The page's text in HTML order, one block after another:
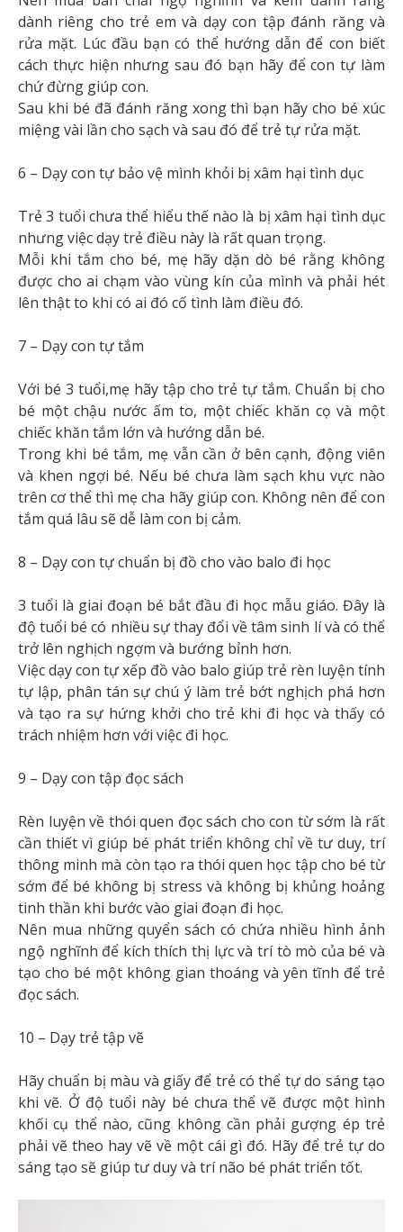
dành riêng cho trẻ em và dạy con tập đánh răng và
rửa mặt. Lúc đầu bạn có thể hướng dẫn để con biết
cách thực hiện nhưng sau đó bạn hãy để con tự làm
chứ đừng giúp con.
Sau khi bé đã đánh răng xong thì bạn hãy cho bé xúc
miệng vài lần cho sạch và sau đó để trẻ tự rửa mặt.
6 – Dạy con tự bảo vệ mình khỏi bị xâm hại tình dục
Trẻ 3 tuổi chưa thể hiểu thế nào là bị xâm hại tình dục
nhưng việc dạy trẻ điều này là rất quan trọng.
Mỗi khi tắm cho bé, mẹ hãy dặn dò bé rằng không
được cho ai chạm vào vùng kín của mình và phải hét
lên thật to khi có ai đó cố tình làm điều đó.
7 – Dạy con tự tắm
Với bé 3 tuổi,mẹ hãy tập cho trẻ tự tắm. Chuẩn bị cho
bé một chậu nước ấm to, một chiếc khăn cọ và một
chiếc khăn tắm lớn và hướng dẫn bé.
Trong khi bé tắm, mẹ vẫn cần ở bên cạnh, động viên
và khen ngợi bé. Nếu bé chưa làm sạch khu vực nào
trên cơ thể thì mẹ cha hãy giúp con. Không nên để con
tắm quá lâu sẽ dễ làm con bị cảm.
8 – Dạy con tự chuẩn bị đồ cho vào balo đi học
3 tuổi là giai đoạn bé bắt đầu đi học mẫu giáo. Đây là
độ tuổi bé có nhiều sự thay đổi về tâm sinh lí và có thể
trở lên nghịch ngợm và bướng bỉnh hơn.
Việc dạy con tự xếp đồ vào balo giúp trẻ rèn luyện tính
tự lập, phân tán sự chú ý làm trẻ bớt nghịch phá hơn
và tạo ra sự hứng khởi cho trẻ khi đi học và thấy có
trách nhiệm hơn với việc đi học.
9 – Dạy con tập đọc sách
Rèn luyện về thói quen đọc sách cho con từ sớm là rất
cần thiết vì giúp bé phát triển không chỉ về tư duy, trí
thông minh mà còn tạo ra thói quen học tập cho bé từ
sớm để bé không bị stress và không bị khủng hoảng
tinh thần khi bước vào giai đoạn đi học.
Nên mua những quyển sách có chứa nhiều hình ảnh
ngộ nghĩnh để kích thích thị lực và trí tò mò của bé và
tạo cho bé một không gian thoáng và yên tĩnh để trẻ
đọc sách.
10 – Dạy trẻ tập vẽ
Hãy chuẩn bị màu và giấy để trẻ có thể tự do sáng tạo
khi vẽ. Ở độ tuổi này bé chưa thể vẽ được một hình
khối cụ thể nào, cũng không cần phải gượng ép trẻ
phải vẽ theo hay vẽ về một cái gì đó. Hãy để trẻ tự do
sáng tạo sẽ giúp tư duy và trí não bé phát triển tốt.